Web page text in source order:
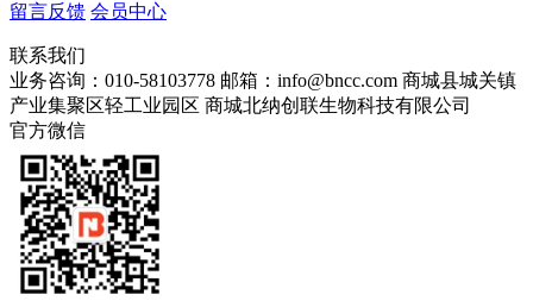
留言反馈 会员中心
联系我们
业务咨询：010-58103778 邮箱：info@bncc.com 商城县城关镇
产业集聚区轻工业园区 商城北纳创联生物科技有限公司
官方微信